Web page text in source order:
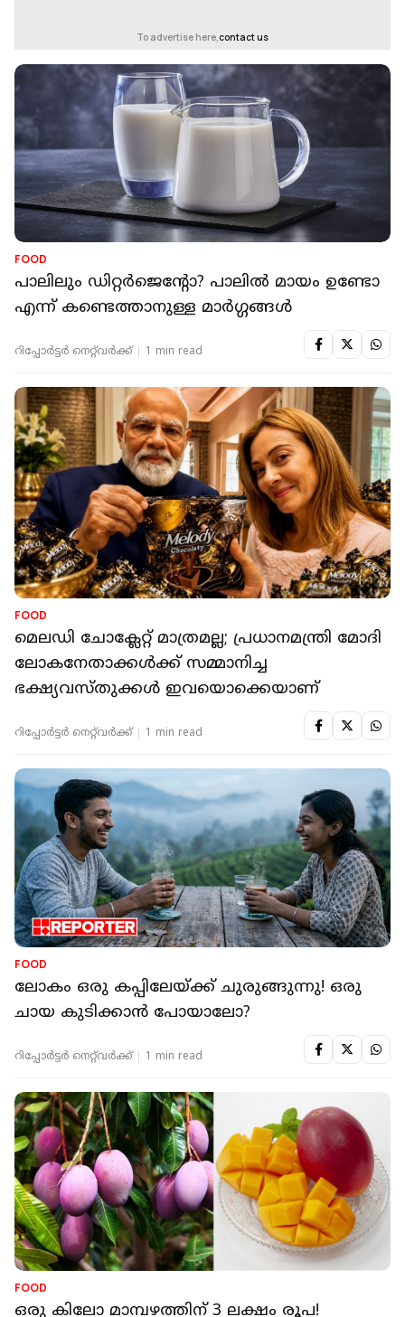
To advertise here, contact us
FOOD
പാലിലും ഡിറ്റര്‍ജെന്റോ? പാലില്‍ മായം ഉണ്ടോ
എന്ന് കണ്ടെത്താനുള്ള മാര്‍ഗ്ഗങ്ങള്‍
റിപ്പോർട്ടർ നെറ്റ്‌വര്‍ക്ക്‌ 1 min read
FOOD
മെലഡി ചോക്ലേറ്റ് മാത്രമല്ല; പ്രധാനമന്ത്രി മോദി
ലോകനേതാക്കള്‍ക്ക് സമ്മാനിച്ച
ഭക്ഷ്യവസ്തുക്കള്‍ ഇവയൊക്കെയാണ്
റിപ്പോർട്ടർ നെറ്റ്‌വര്‍ക്ക്‌ 1 min read
FOOD
ലോകം ഒരു കപ്പിലേയ്ക്ക് ചുരുങ്ങുന്നു! ഒരു
ചായ കുടിക്കാന്‍ പോയാലോ?
റിപ്പോർട്ടർ നെറ്റ്‌വര്‍ക്ക്‌ 1 min read
FOOD
ഒരു കിലോ മാമ്പഴത്തിന് 3 ലക്ഷം രൂപ!